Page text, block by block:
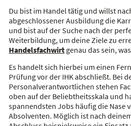
Du bist im Handel tätig und willst
abgeschlossener Ausbildung die
und bist auf der Suche nach der
Weiterbildung, um deine Ziele zu
Handelsfachwirt genau das sein,
Es handelt sich hierbei um einen
Prüfung vor der IHK abschließt. Bei
Personalverantwortlichen stehen
oben auf der Beliebtheitsskala und
spannendsten Jobs häufig die Nase
Absolventen. Möglich ist nach